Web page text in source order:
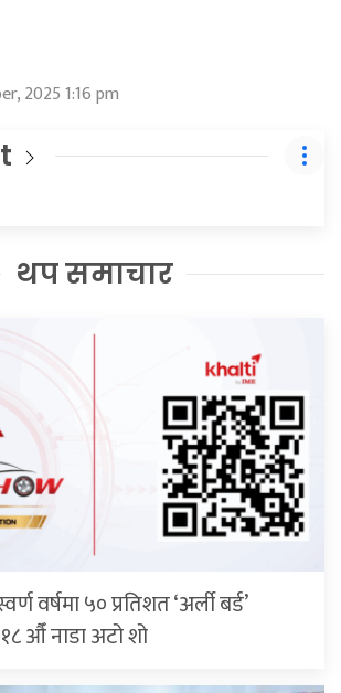
2025 1:16 pm
थप समाचार
वर्षमा ५० प्रतिशत ‘अर्ली बर्ड’
औँ नाडा अटो शो